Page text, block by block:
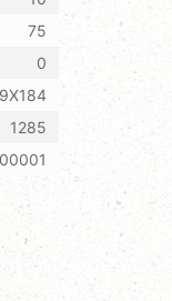
75
0
1285